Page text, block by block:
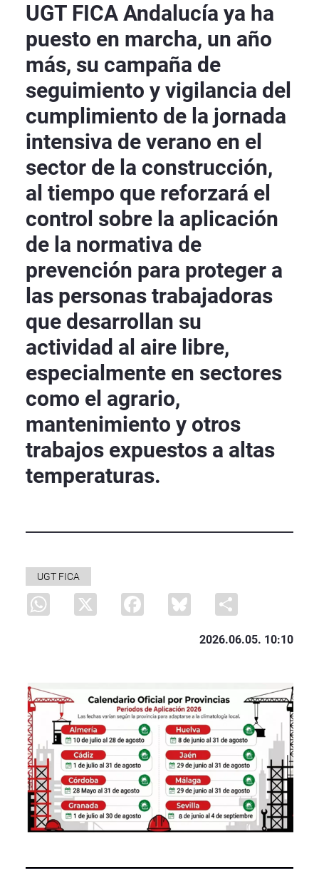
UGT FICA Andalucía ya ha
puesto en marcha, un año
más, su campaña de
seguimiento y vigilancia del
cumplimiento de la jornada
intensiva de verano en el
sector de la construcción,
al tiempo que reforzará el
control sobre la aplicación
de la normativa de
prevención para proteger a
las personas trabajadoras
que desarrollan su
actividad al aire libre,
especialmente en sectores
como el agrario,
mantenimiento y otros
trabajos expuestos a altas
temperaturas.
UGT FICA
WhatsApp
X Facebook Bluesky
2026.06.05. 10:10